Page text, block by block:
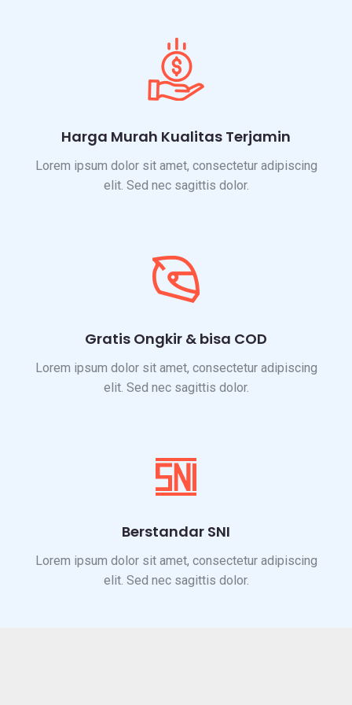
Harga Murah Kualitas Terjamin
Lorem ipsum dolor sit amet, consectetur adipiscing
elit. Sed nec sagittis dolor.
Gratis Ongkir & bisa COD
Lorem ipsum dolor sit amet, consectetur adipiscing
elit. Sed nec sagittis dolor.
Berstandar SNI
Lorem ipsum dolor sit amet, consectetur adipiscing
elit. Sed nec sagittis dolor.